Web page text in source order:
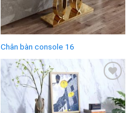
Chân bàn console 16
Add to
wishlist